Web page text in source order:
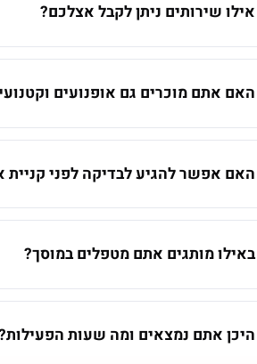
אילו שירותים ניתן לקבל אצלכם?
האם אתם מוכרים גם אופנועים
האם אפשר להגיע לבדיקה לפני קניית
באילו מותגים אתם מטפלים במוסך?
היכן אתם נמצאים ומה שעות